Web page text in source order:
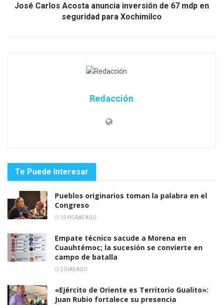
José Carlos Acosta anuncia inversión de 67 mdp en
seguridad para Xochimilco
Redacción
Te Puede Interesar
Pueblos originarios toman la palabra en el
Congreso
15 HORAS AGO
Empate técnico sacude a Morena en
Cuauhtémoc; la sucesión se convierte en
campo de batalla
2 DÍAS AGO
«Ejército de Oriente es Territorio Gualito»:
Juan Rubio fortalece su presencia